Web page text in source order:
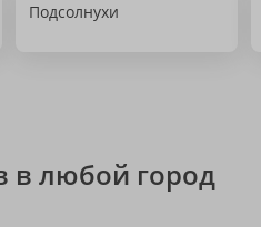
Подсолнухи
в любой город